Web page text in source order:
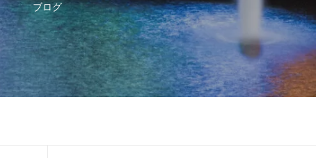
ブログ